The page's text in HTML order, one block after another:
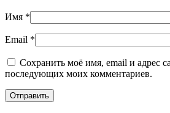
Имя *
Email *
Сохранить моё имя, email и адрес
последующих моих комментариев.